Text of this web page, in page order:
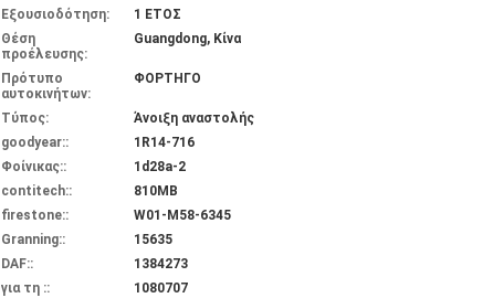
Εξουσιοδότηση:
1 ΕΤΟΣ
Θέση
προέλευσης:
Guangdong, Κίνα
Πρότυπο
αυτοκινήτων:
ΦΟΡΤΗΓΟ
Τύπος:
Άνοιξη αναστολής
goodyear::
1R14-716
Φοίνικας::
1d28a-2
contitech::
810MB
firestone::
W01-M58-6345
Granning::
15635
DAF::
1384273
για τη ::
1080707